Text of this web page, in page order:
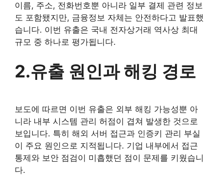
이름, 주소, 전화번호뿐 아니라 일부 결제 관련 정보
도 포함됐지만, 금융정보 자체는 안전하다고 발표했
습니다. 이번 유출은 국내 전자상거래 역사상 최대
규모 중 하나로 평가됩니다.
2.유출 원인과 해킹 경로
보도에 따르면 이번 유출은 외부 해킹 가능성뿐 아
니라 내부 시스템 관리 허점이 겹쳐 발생한 것으로
보입니다. 특히 해외 서버 접근과 인증키 관리 부실
이 주요 원인으로 지적됩니다. 기업 내부에서 접근
통제와 보안 점검이 미흡했던 점이 문제를 키웠습니
다.